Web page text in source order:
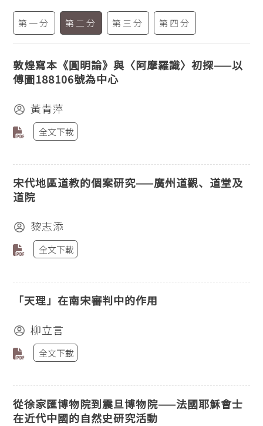
第一分 第二分 第三分 第四分
敦煌寫本《圓明論》與〈阿摩羅識〉初探——以
傅圖188106號為中心
黃青萍
全文下載
宋代地區道教的個案研究——廣州道觀、道堂及
道院
黎志添
全文下載
「天理」在南宋審判中的作用
柳立言
全文下載
從徐家匯博物院到震旦博物院——法國耶穌會士
在近代中國的自然史研究活動